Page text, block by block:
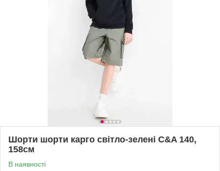
Шорти шорти карго світло-зелені C&A 140,
158см
В наявності